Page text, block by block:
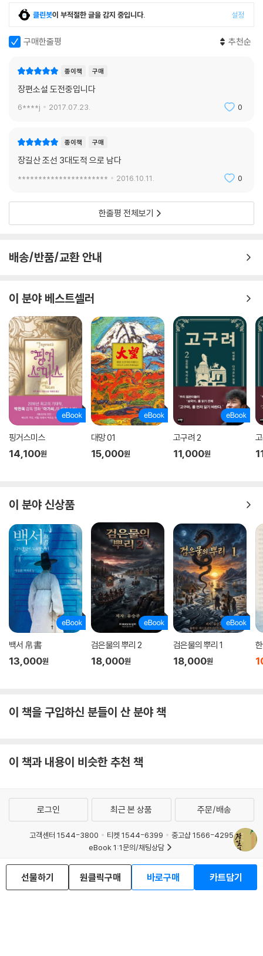
클린봇이 부적절한 글을 감지 중입니다. 설정
구매한줄평 추천순
종이책 구매
장편소설 도전중입니다
6****j 2017.07.23. 0
종이책 구매
장길산 조선 3대도적 으로 남다
********************** 2016.10.11. 0
한줄평 전체보기
배송/반품/교환 안내
이 분야 베스트셀러
핑거스미스
14,100원
대망 01
15,000원
고구려 2
11,000원
이 분야 신상품
백서 帛書
13,000원
검은물의 뿌리 2
18,000원
검은물의 뿌리 1
18,000원
이 책을 구입하신 분들이 산 분야 책
이 책과 내용이 비슷한 추천 책
선물하기 원클릭구매 바로구매 카트담기
로그인 최근 본 상품 주문/배송
고객센터 1544-3800 티켓 1544-6399
중고샵 1566-4295
eBook 1:1문의/채팅상담
예스이십사(주) 사업자 정보
이용약관
개인정보처리방침
청소년보호정책